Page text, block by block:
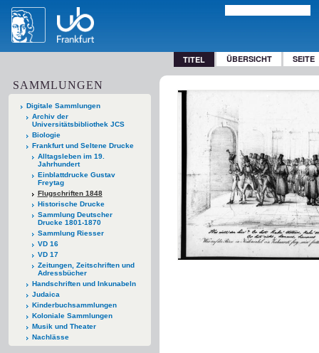
TITEL ÜBERSICHT SEITE
SAMMLUNGEN
Digitale Sammlungen
Archiv der
Universitätsbibliothek JCS
Biologie
Frankfurt und Seltene Drucke
Alltagsleben im 19.
Jahrhundert
Einblattdrucke Gustav
Freytag
Flugschriften 1848
Historische Drucke
Sammlung Deutscher
Drucke 1801-1870
Sammlung Riesser
VD 16
VD 17
Zeitungen, Zeitschriften und
Adressbücher
Handschriften und Inkunabeln
Judaica
Kinderbuchsammlungen
Koloniale Sammlungen
Musik und Theater
Nachlässe